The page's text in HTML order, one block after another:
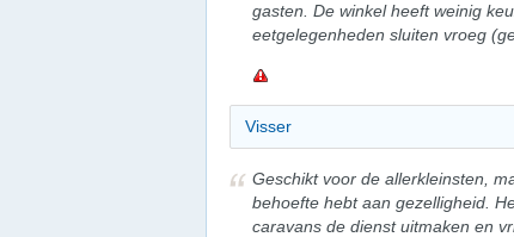
gasten. De winkel heeft weinig
eetgelegenheden sluiten vroeg
Visser
Geschikt voor de allerkleinsten,
behoefte hebt aan gezelligheid.
caravans de dienst uitmaken en